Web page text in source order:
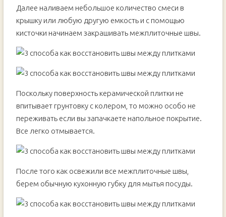
Далее наливаем небольшое количество смеси в
крышку или любую другую емкость и с помощью
кисточки начинаем закрашивать межплиточные швы.
Поскольку поверхность керамической плитки не
впитывает грунтовку с колером, то можно особо не
переживать если вы запачкаете напольное покрытие.
Все легко отмывается.
После того как освежили все межплиточные швы,
берем обычную кухонную губку для мытья посуды.